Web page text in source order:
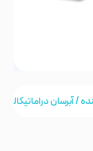
/ آبرسان دراماتیکالی